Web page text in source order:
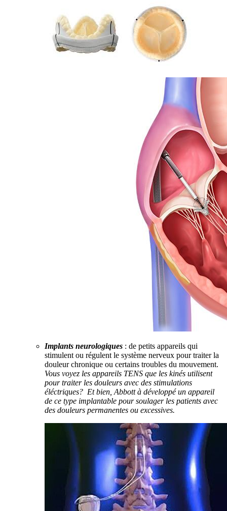
Implants neurologiques : de petits appareils qui
stimulent ou régulent le système nerveux pour traiter la
douleur chronique ou certains troubles du mouvement.
Vous voyez les appareils TENS que les kinés utilisent
pour traiter les douleurs avec des stimulations
éléctriques? Et bien, Abbott à développé un appareil
de ce type implantable pour soulager les patients avec
des douleurs permanentes ou excessives.